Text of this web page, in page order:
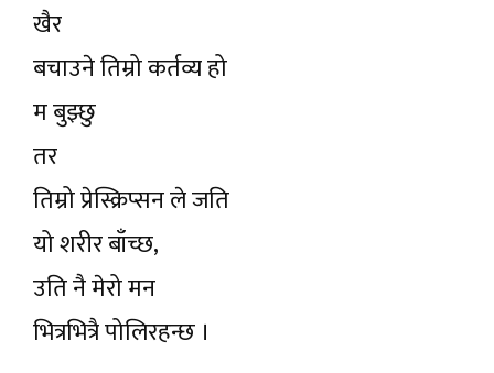
खैर
बचाउने तिम्रो कर्तव्य हो
म बुझ्छु
तर
तिम्रो प्रेस्क्रिप्सन ले जति
यो शरीर बाँच्छ,
उति नै मेरो मन
भित्रभित्रै पोलिरहन्छ ।